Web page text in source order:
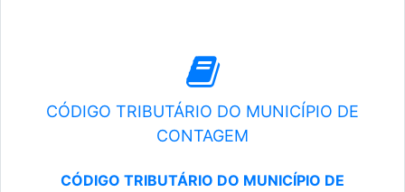
CÓDIGO TRIBUTÁRIO DO MUNICÍPIO DE
CONTAGEM
CÓDIGO TRIBUTÁRIO DO MUNICÍPIO DE